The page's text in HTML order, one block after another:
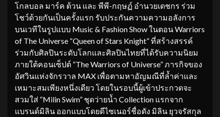
โกลบอล มาร์ค ต้วน และ พีพี-กฤษฏ์ อำนวยเดชกร ร่วม
โชว์ด้วยกันเป็นครั้งแรก รับประกันความความอลังการ
บนเวทีในรูปแบบ Music & Fashion Show ในตอน Warriors
of The Universe “Queen of Stars Knight” ที่สร้างสรรค์
ร่วมกับศิลปินระดับโลกและศิลปินไทยที่ได้รับความนิยม
ภายใต้คอนเซ็ปต์ “The Warriors of Universe” ภารกิจของ
อัศวินแห่งจักรวาล MAX เพื่อตามหาอัญมณีที่ล้ำค่าและ
เหมาะสมเพียงหนึ่งเดียว โดยในรอบนี้ผู้เข้าประกวดจะ
สวมใส่ “Milin Swim” ชุดว่ายนํ้า Collection แรกจาก
แบรนด์มิลิน ออกแบบโดยดีไซเนอร์ชื่อดัง มิลิน ยุวจรัสกุล